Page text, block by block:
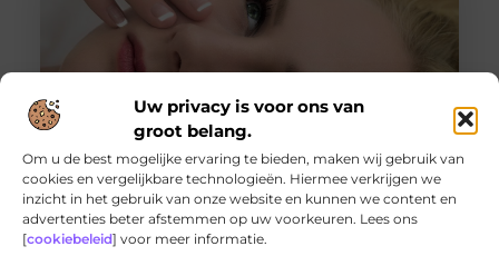
Uw privacy is voor ons van
groot belang.
Om u de best mogelijke ervaring te bieden, maken wij gebruik van
cookies en vergelijkbare technologieën. Hiermee verkrijgen we
inzicht in het gebruik van onze website en kunnen we content en
advertenties beter afstemmen op uw voorkeuren. Lees ons
[cookiebeleid] voor meer informatie.
Ontdek de innovatieve behandelingen in
jouw stad